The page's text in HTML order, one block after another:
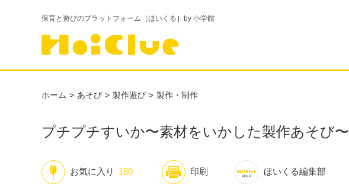
保育と遊びのプラットフォーム［ほいくる］by 小学館
ホーム あそび 製作遊び 製作・制作
プチプチすいか〜素材をいかした製作あそび〜
ほいくる編集部
お気に入り 180 印刷